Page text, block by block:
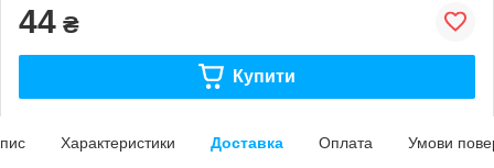
44 ₴
Купити
Характеристики Доставка Оплата Умови